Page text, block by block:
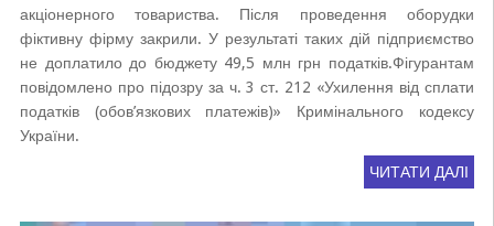
акціонерного товариства. Після проведення оборудки
фіктивну фірму закрили. У результаті таких дій підприємство
не доплатило до бюджету 49,5 млн грн податків.Фігурантам
повідомлено про підозру за ч. 3 ст. 212 «Ухилення від сплати
податків (обов’язкових платежів)» Кримінального кодексу
України.
ЧИТАТИ ДАЛІ